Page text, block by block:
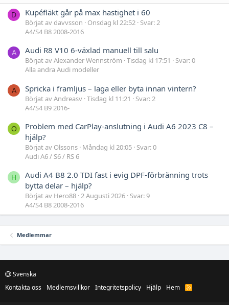
D Kupéfläkt går på max hastighet i 60
Börjat av davvsson Onsdag kl 22:52 Svar: 2
A4/S4 B8 2008-2016
A Audi R8 V10 6-växlad manuell till salu
Börjat av Alexander Wennström Tisdag kl 17:51
Svar: 0
Alla andra Audi modeller
A Spricka i framljus – laga eller byta innan vintern?
Börjat av Andreasv Tisdag kl 11:21
Svar: 2
A4/S4 B9 2016-
O
Problem med CarPlay-anslutning i Audi A6 2023 C8 –
hjälp?
Börjat av Olssons Måndag kl 20:05 Svar: 0
Audi A6 / S6 / RS 6
H
Audi A4 B8 2.0 TDI fast i evig DPF-förbränning trots
bytta delar – hjälp?
Börjat av Hero88 2 Augusti 2026 Svar: 9
A4/S4 B8 2008-2016
Medlemmar
Svenska
Kontakta oss
Medlemsvillkor Integritetspolicy Hjälp Hem
R